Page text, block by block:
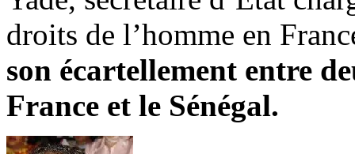
droits de l’homme en
son écartellement entre
France et le Sénégal.